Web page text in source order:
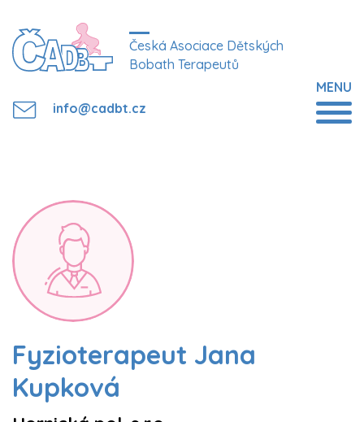
Česká Asociace Dětských
Bobath Terapeutů
info@cadbt.cz
MENU
Fyzioterapeut Jana
Kupková